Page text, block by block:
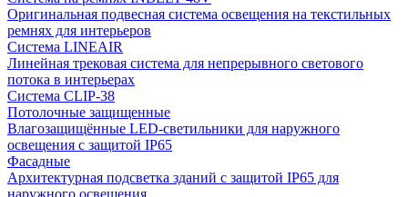
Оригинальная подвесная система освещения на текстильных
ремнях для интерьеров
Система LINEAIR
Линейная трековая система для непрерывного светового
потока в интерьерах
Система CLIP-38
Потолочные защищенные
Влагозащищённые LED-светильники для наружного
освещения с защитой IP65
Фасадные
Архитектурная подсветка зданий с защитой IP65 для
наружного освещения